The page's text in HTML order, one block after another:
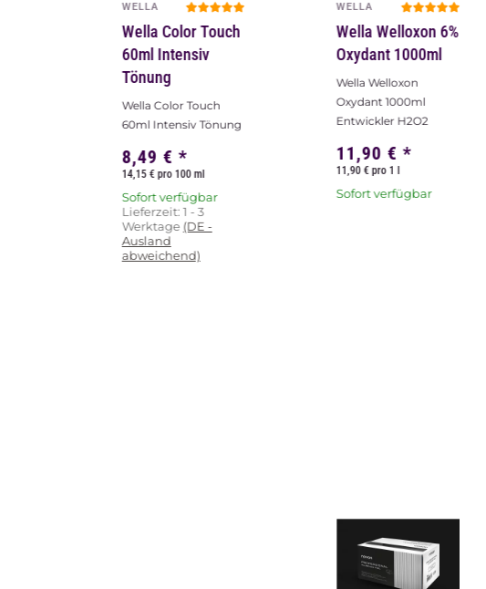
WELLA
Wella Color Touch
60ml Intensiv
Tönung
Wella Color Touch
60ml Intensiv Tönung
8,49 €*
14,15 € pro 100 ml
Sofort verfügbar
Lieferzeit:1 - 3
Werktage (DE -
Ausland
abweichend)
WELLA
Wella Welloxon 6%
Oxydant 1000ml
Wella Welloxon
Oxydant 1000ml
Entwickler H2O2
11,90 €*
11,90 € pro 1 l
Sofort verfügbar